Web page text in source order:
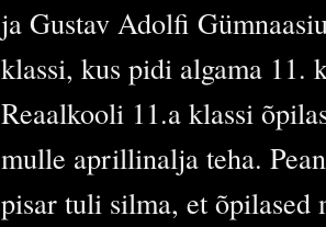
ja Gustav Adolfi
klassi, kus pidi algama 11.
Reaalkooli 11.a klassi
mulle aprillinalja teha.
pisar tuli silma, et